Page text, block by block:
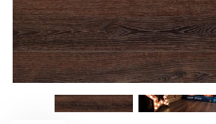
КОВРОВАЯ
МОДУЛЬНЫЕ